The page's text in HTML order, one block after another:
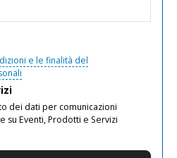
e le finalità del
dei dati per comunicazioni
su Eventi, Prodotti e Servizi